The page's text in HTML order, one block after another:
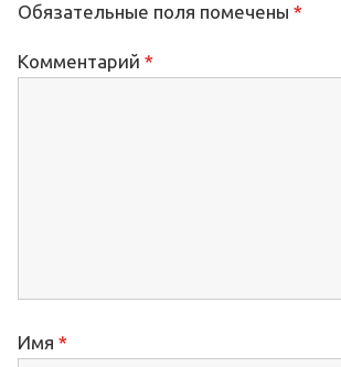
Обязательные поля помечены *
Комментарий *
Имя *